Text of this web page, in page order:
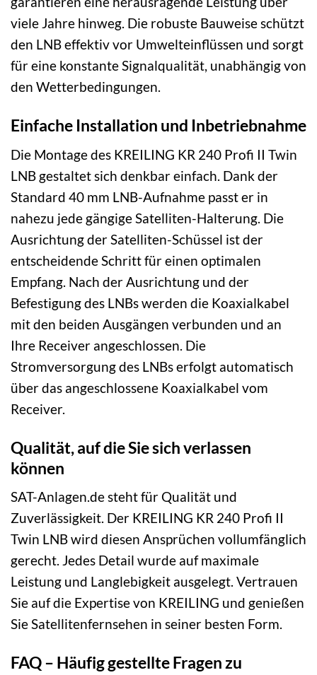
viele Jahre hinweg. Die robuste Bauweise schützt
den LNB effektiv vor Umwelteinflüssen und sorgt
für eine konstante Signalqualität, unabhängig von
den Wetterbedingungen.
Einfache Installation und Inbetriebnahme
Die Montage des KREILING KR 240 Profi II Twin
LNB gestaltet sich denkbar einfach. Dank der
Standard 40 mm LNB-Aufnahme passt er in
nahezu jede gängige Satelliten-Halterung. Die
Ausrichtung der Satelliten-Schüssel ist der
entscheidende Schritt für einen optimalen
Empfang. Nach der Ausrichtung und der
Befestigung des LNBs werden die Koaxialkabel
mit den beiden Ausgängen verbunden und an
Ihre Receiver angeschlossen. Die
Stromversorgung des LNBs erfolgt automatisch
über das angeschlossene Koaxialkabel vom
Receiver.
Qualität, auf die Sie sich verlassen
können
SAT-Anlagen.de steht für Qualität und
Zuverlässigkeit. Der KREILING KR 240 Profi II
Twin LNB wird diesen Ansprüchen vollumfänglich
gerecht. Jedes Detail wurde auf maximale
Leistung und Langlebigkeit ausgelegt. Vertrauen
Sie auf die Expertise von KREILING und genießen
Sie Satellitenfernsehen in seiner besten Form.
FAQ – Häufig gestellte Fragen zu